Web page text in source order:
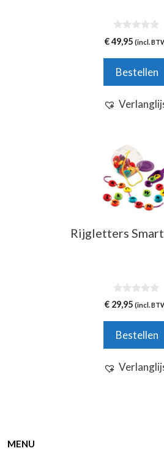
0
v
5
€49,95 (incl.
Bestellen
Rijgletters
0
v
5
€ 29,95 (incl.
Bestellen
MENU